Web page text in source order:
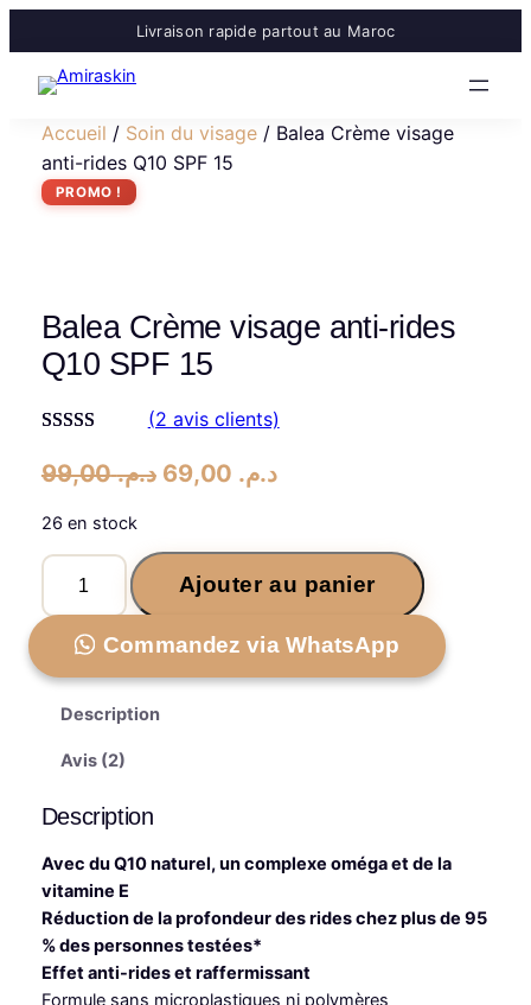
Livraison rapide partout au Maroc
Accueil / Soin du visage/ Balea Crème visage
anti-rides Q10 SPF 15
PROMO !
Balea Crème visage anti-rides
Q10 SPF 15
sur 5 basé
client
(2 avis clients)
د.م.99,00
L
p
x
l
é
د.م.L
p
r
x
e
s
26 en stock
q
a
t
e
a
l
e
a
C
Ajouter au panier
Commandez via WhatsApp
Description
Avis (2)
Description
Avec du Q10 naturel, un complexe oméga et de la
vitamine E
Réduction de la profondeur des rides chez plus de 95
% des personnes testées*
Effet anti-rides et raffermissant
Formule sans microplastiques ni polymères